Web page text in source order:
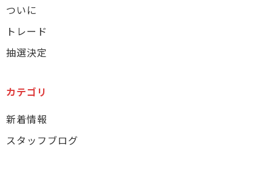
ついに
トレード
抽選決定
カテゴリ
新着情報
スタッフブログ